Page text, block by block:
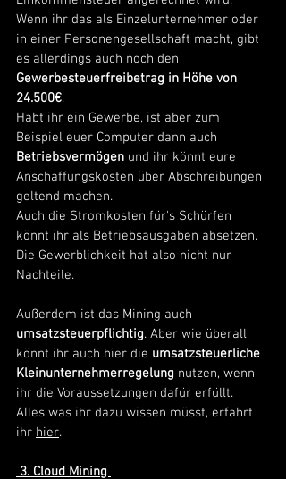
Wenn ihr das als Einzelunternehmer oder
in einer Personengesellschaft macht, gibt
es allerdings auch noch den
Gewerbesteuerfreibetrag in Höhe von
24.500€.
Habt ihr ein Gewerbe, ist aber zum
Beispiel euer Computer dann auch
Betriebsvermögen und ihr könnt eure
Anschaffungskosten über Abschreibungen
geltend machen.
Auch die Stromkosten für's Schürfen
könnt ihr als Betriebsausgaben absetzen.
Die Gewerblichkeit hat also nicht nur
Nachteile.
Außerdem ist das Mining auch
umsatzsteuerpflichtig. Aber wie überall
könnt ihr auch hier die umsatzsteuerliche
Kleinunternehmerregelung nutzen, wenn
ihr die Voraussetzungen dafür erfüllt.
Alles was ihr dazu wissen müsst, erfahrt
ihr hier.
3. Cloud Mining